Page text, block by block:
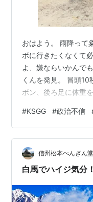
おはよう。 雨降って
ボに行きたくなくて
よ、嫌ならいかんで
くんを発見。 冒頭
ボン、後ろ足に体重
専門からパウダーサ
り野郎」の被害にあ
年はすでにヤマ道で
れコースアウトせざ
見舞われている。 テ
#KSGG #政治不信
信州松本ぺんぎん堂
白馬でハイジ気分！